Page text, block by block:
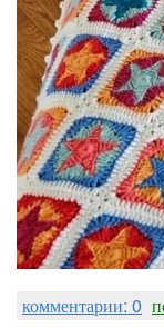
комментарии: 0